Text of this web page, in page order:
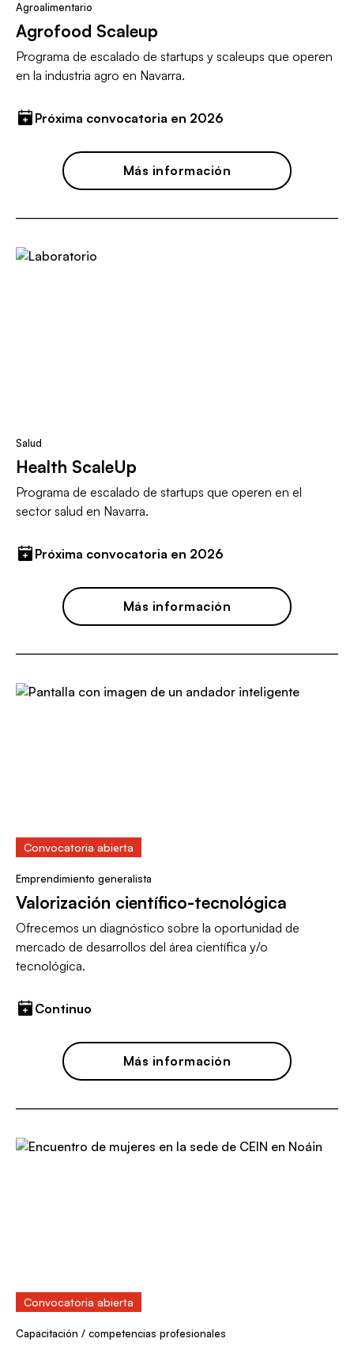
Agroalimentario
Agrofood Scaleup
Programa de escalado de startups y scaleups que operen
en la industria agro en Navarra.
Próxima convocatoria en 2026
Más información
Salud
Health ScaleUp
Programa de escalado de startups que operen en el
sector salud en Navarra.
Próxima convocatoria en 2026
Más información
Convocatoria abierta
Emprendimiento generalista
Valorización científico-tecnológica
Ofrecemos un diagnóstico sobre la oportunidad de
mercado de desarrollos del área científica y/o
tecnológica.
Continuo
Más información
Convocatoria abierta
Capacitación / competencias profesionales